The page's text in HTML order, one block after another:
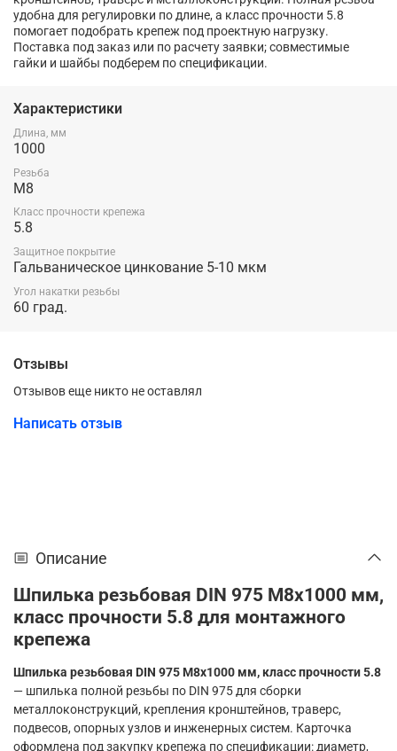
удобна для регулировки по длине, а класс прочности 5.8
помогает подобрать крепеж под проектную нагрузку.
Поставка под заказ или по расчету заявки; совместимые
гайки и шайбы подберем по спецификации.
Характеристики
Длина, мм
1000
Резьба
М8
Класс прочности крепежа
5.8
Защитное покрытие
Гальваническое цинкование 5-10 мкм
Угол накатки резьбы
60 град.
Отзывы
Отзывов еще никто не оставлял
Написать отзыв
Описание
Шпилька резьбовая DIN 975 М8х1000 мм,
класс прочности 5.8 для монтажного
крепежа
Шпилька резьбовая DIN 975 М8х1000 мм, класс прочности 5.8
— шпилька полной резьбы по DIN 975 для сборки
металлоконструкций, крепления кронштейнов, траверс,
подвесов, опорных узлов и инженерных систем. Карточка
оформлена под закупку крепежа по спецификации: диаметр,